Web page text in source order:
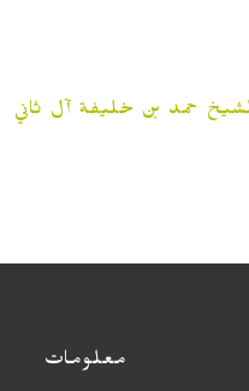
حمد بن خليفة آل ثاني
معلومات